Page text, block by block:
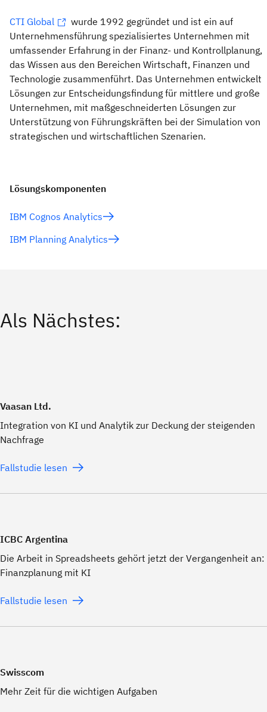
CTI Global
wurde 1992 gegründet und ist ein auf
Unternehmensführung spezialisiertes Unternehmen mit
umfassender Erfahrung in der Finanz- und Kontrollplanung,
das Wissen aus den Bereichen Wirtschaft, Finanzen und
Technologie zusammenführt. Das Unternehmen entwickelt
Lösungen zur Entscheidungsfindung für mittlere und große
Unternehmen, mit maßgeschneiderten Lösungen zur
Unterstützung von Führungskräften bei der Simulation von
strategischen und wirtschaftlichen Szenarien.
Lösungskomponenten
IBM Cognos Analytics
IBM Planning Analytics
Als Nächstes:
Vaasan Ltd.
Integration von KI und Analytik zur Deckung der steigenden
Nachfrage
Fallstudie lesen
ICBC Argentina
Die Arbeit in Spreadsheets gehört jetzt der Vergangenheit an:
Finanzplanung mit KI
Fallstudie lesen
Swisscom
Mehr Zeit für die wichtigen Aufgaben